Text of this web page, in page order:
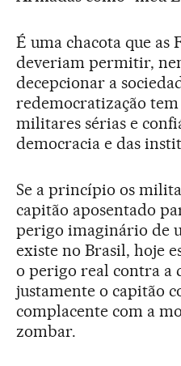
É uma chacota que as
deveriam permitir,
decepcionar a
redemocratização
militares sérias e
democracia e das
Se a princípio os
capitão aposentado
perigo imaginário de
existe no Brasil, hoje
o perigo real contra a
justamente o capitão
complacente com a
zombar.